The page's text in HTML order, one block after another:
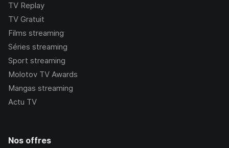
TV Replay
TV Gratuit
Films streaming
Séries streaming
Sport streaming
Molotov TV Awards
Mangas streaming
Actu TV
Nos offres